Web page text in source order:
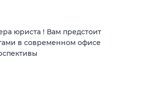
юриста ! Вам предстоит
в современном офисе